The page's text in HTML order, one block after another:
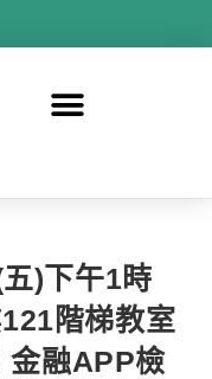
)下午1時
階梯教室
金融APP檢